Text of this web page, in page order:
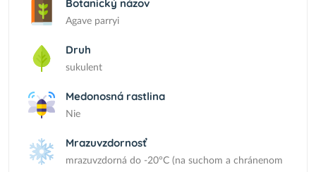
Botanický názov
Agave parryi
Druh
sukulent
Medonosná rastlina
Nie
Mrazuvzdornosť
mrazuvzdorná do -20°C (na suchom a chránenom